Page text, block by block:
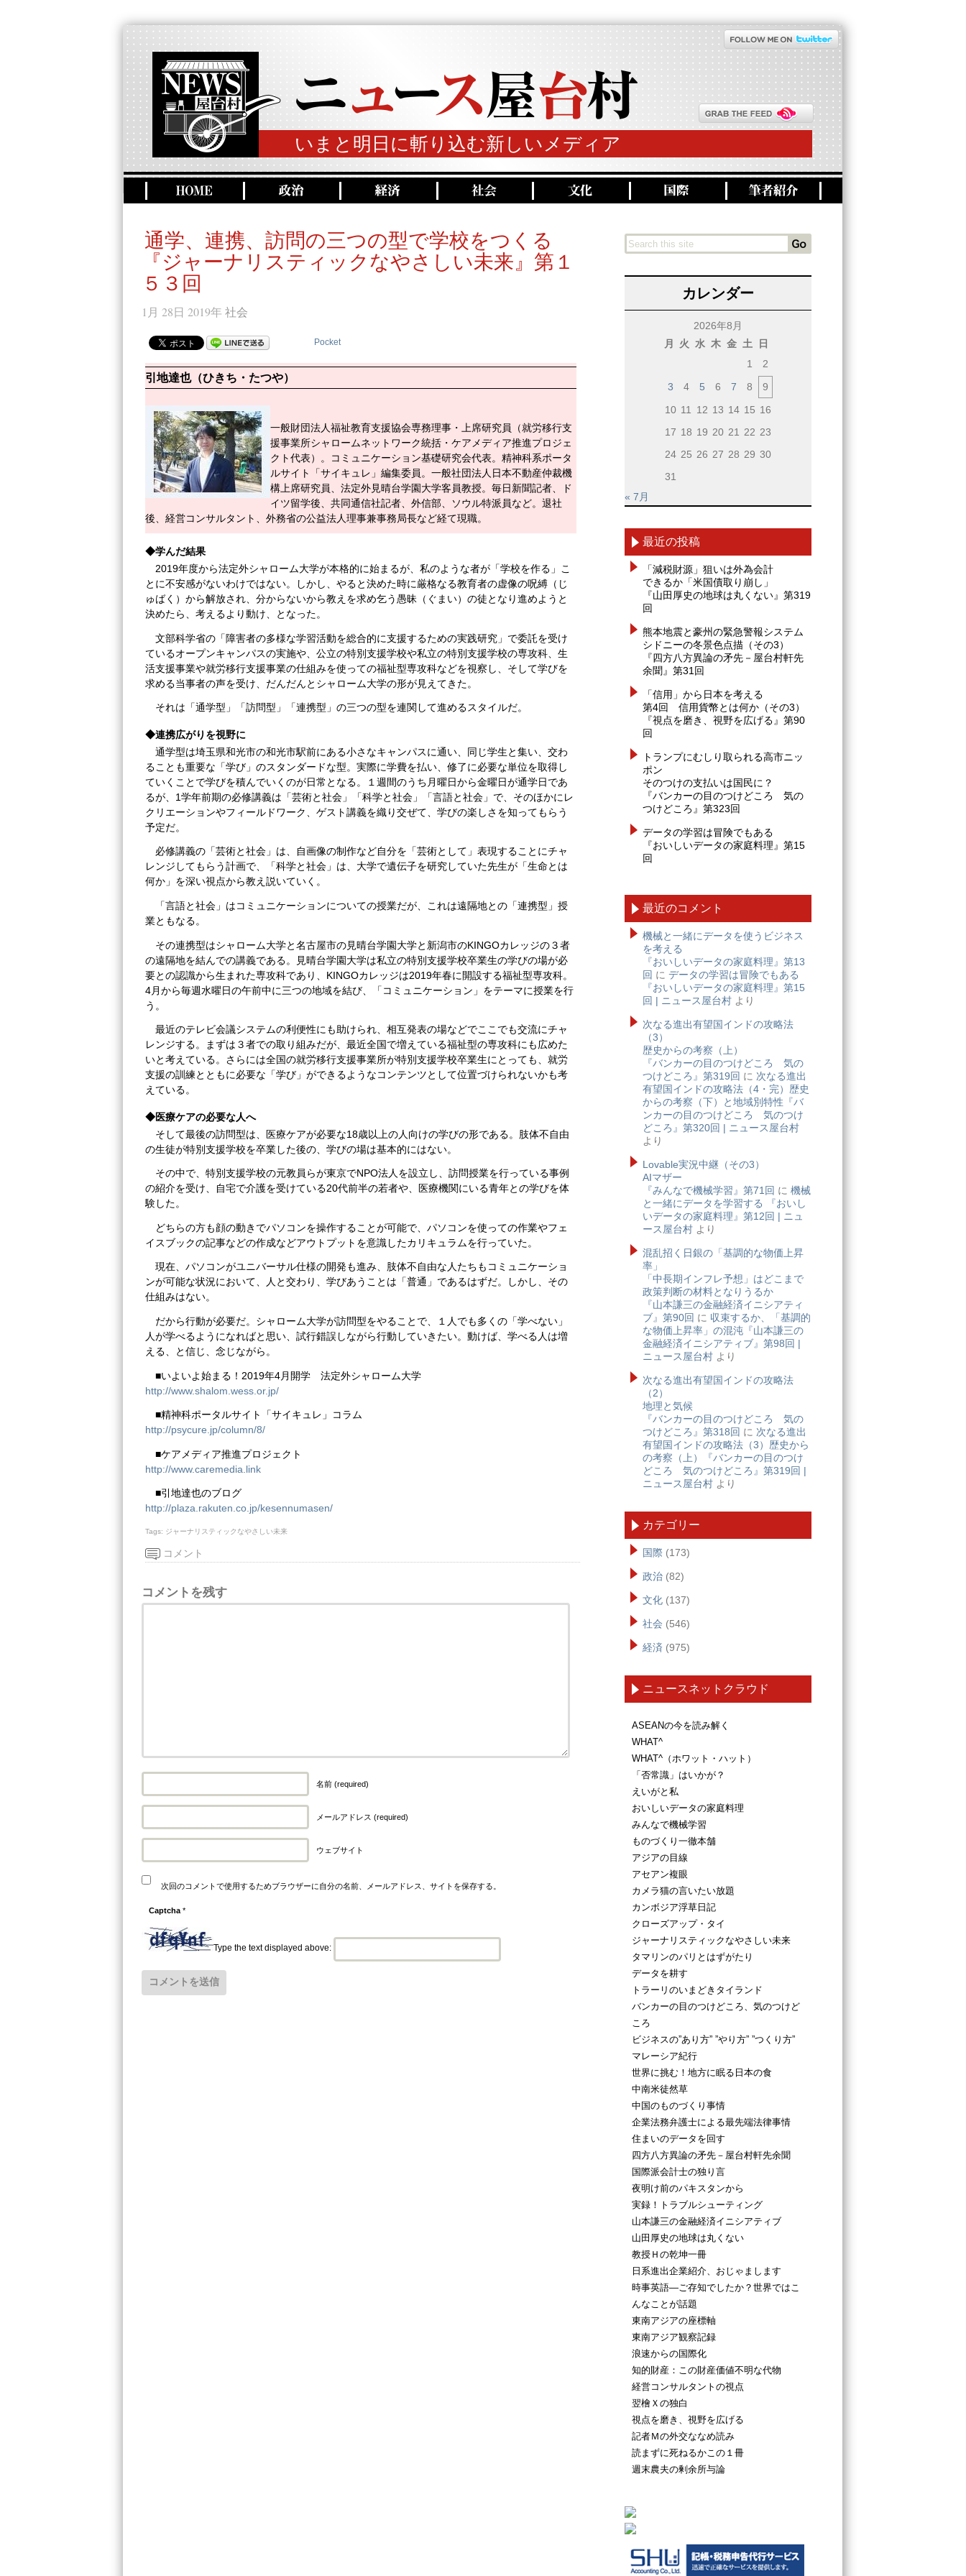
いまと明日に斬り込む新しいメディア
通学、連携、訪問の三つの型で学校をつくる
『ジャーナリスティックなやさしい未来』第１
５３回
1月 28日 2019年 社会
Pocket
引地達也（ひきち・たつや）
一般財団法人福祉教育支援協会専務理事・上席研究員（就労移行支
援事業所シャロームネットワーク統括・ケアメディア推進プロジェ
クト代表）。コミュニケーション基礎研究会代表。精神科系ポータ
ルサイト「サイキュレ」編集委員。一般社団法人日本不動産仲裁機
構上席研究員、法定外見晴台学園大学客員教授。毎日新聞記者、ド
イツ留学後、共同通信社記者、外信部、ソウル特派員など。退社
後、経営コンサルタント、外務省の公益法人理事兼事務局長など経て現職。
◆学んだ結果
2019年度から法定外シャローム大学が本格的に始まるが、私のような者が「学校を作る」こ
とに不安感がないわけではない。しかし、やると決めた時に厳格なる教育者の虚像の呪縛（じ
ゅばく）から解放され、分からないから教えを求め乞う愚昧（ぐまい）の徒となり進めようと
決めたら、考えるより動け、となった。
文部科学省の「障害者の多様な学習活動を総合的に支援するための実践研究」で委託を受け
ているオープンキャンパスの実施や、公立の特別支援学校や私立の特別支援学校の専攻科、生
活支援事業や就労移行支援事業の仕組みを使っての福祉型専攻科などを視察し、そして学びを
求める当事者の声を受け、だんだんとシャローム大学の形が見えてきた。
それは「通学型」「訪問型」「連携型」の三つの型を連関して進めるスタイルだ。
◆連携広がりを視野に
通学型は埼玉県和光市の和光市駅前にある小さなキャンパスに通い、同じ学生と集い、交わ
ることも重要な「学び」のスタンダードな型。実際に学費を払い、修了に必要な単位を取得し
ていくことで学びを積んでいくのが日常となる。１週間のうち月曜日から金曜日が通学日であ
るが、1学年前期の必修講義は「芸術と社会」「科学と社会」「言語と社会」で、そのほかにレ
クリエーションやフィールドワーク、ゲスト講義を織り交ぜて、学びの楽しさを知ってもらう
予定だ。
必修講義の「芸術と社会」は、自画像の制作など自分を「芸術として」表現することにチャ
レンジしてもらう計画で、「科学と社会」は、大学で遺伝子を研究していた先生が「生命とは
何か」を深い視点から教え説いていく。
「言語と社会」はコミュニケーションについての授業だが、これは遠隔地との「連携型」授
業ともなる。
その連携型はシャローム大学と名古屋市の見晴台学園大学と新潟市のKINGOカレッジの３者
の遠隔地を結んでの講義である。見晴台学園大学は私立の特別支援学校卒業生の学びの場が必
要との認識から生まれた専攻科であり、KINGOカレッジは2019年春に開設する福祉型専攻科。
4月から毎週水曜日の午前中に三つの地域を結び、「コミュニケーション」をテーマに授業を行
う。
最近のテレビ会議システムの利便性にも助けられ、相互発表の場などでここでも交流にチャ
レンジする。まずは３者での取り組みだが、最近全国で増えている福祉型の専攻科にも広めた
いと考えている。さらには全国の就労移行支援事業所が特別支援学校卒業生にとっても、就労
支援の訓練とともに必要な「学び」ができるようなコンテンツとして位置づけられないかも考
えている。
◆医療ケアの必要な人へ
そして最後の訪問型は、医療ケアが必要な18歳以上の人向けの学びの形である。肢体不自由
の生徒が特別支援学校を卒業した後の、学びの場は基本的にはない。
その中で、特別支援学校の元教員らが東京でNPO法人を設立し、訪問授業を行っている事例
の紹介を受け、自宅で介護を受けている20代前半の若者や、医療機関にいる青年との学びを体
験した。
どちらの方も顔の動きでパソコンを操作することが可能で、パソコンを使っての作業やフェ
イスブックの記事などの作成などアウトプットを意識したカリキュラムを行っていた。
現在、パソコンがユニバーサル仕様の開発も進み、肢体不自由な人たちもコミュニケーショ
ンが可能な状況において、人と交わり、学びあうことは「普通」であるはずだ。しかし、その
仕組みはない。
だから行動が必要だ。シャローム大学が訪問型をやることで、１人でも多くの「学べない」
人が学べるようになればと思い、試行錯誤しながら行動していきたい。動けば、学べる人は増
える、と信じ、念じながら。
■いよいよ始まる！2019年4月開学 法定外シャローム大学
http://www.shalom.wess.or.jp/
■精神科ポータルサイト「サイキュレ」コラム
http://psycure.jp/column/8/
■ケアメディア推進プロジェクト
http://www.caremedia.link
■引地達也のブログ
http://plaza.rakuten.co.jp/kesennumasen/
Tags: ジャーナリスティックなやさしい未来
コメント
コメントを残す
名前 (required)
メールアドレス (required)
ウェブサイト
次回のコメントで使用するためブラウザーに自分の名前、メールアドレス、サイトを保存する。
Captcha*
Type the text displayed above:
カレンダー
2026年8月
月
火 水 木 金 土
日
1
2
3
4 5 6 7 8
9
10 11 12 13 14 15 16
17 18 19 20 21 22 23
24 25 26 27 28 29 30
31
« 7月
最近の投稿
「減税財源」狙いは外為会計
できるか「米国債取り崩し」
『山田厚史の地球は丸くない』第319
回
熊本地震と豪州の緊急警報システム
シドニーの冬景色点描（その3）
『四方八方異論の矛先－屋台村軒先
余聞』第31回
「信用」から日本を考える
第4回 信用貨幣とは何か（その3）
『視点を磨き、視野を広げる』第90
回
トランプにむしり取られる高市ニッ
ポン
そのつけの支払いは国民に？
『バンカーの目のつけどころ 気の
つけどころ』第323回
データの学習は冒険でもある
『おいしいデータの家庭料理』第15
回
最近のコメント
機械と一緒にデータを使うビジネス
を考える
『おいしいデータの家庭料理』第13
回 に データの学習は冒険でもある
『おいしいデータの家庭料理』第15
回 | ニュース屋台村 より
次なる進出有望国インドの攻略法
（3）
歴史からの考察（上）
『バンカーの目のつけどころ 気の
つけどころ』第319回 に 次なる進出
有望国インドの攻略法（4・完）歴史
からの考察（下）と地域別特性『バ
ンカーの目のつけどころ 気のつけ
どころ』第320回 | ニュース屋台村
より
Lovable実況中継（その3）
AIマザー
『みんなで機械学習』第71回 に 機械
と一緒にデータを学習する 『おいし
いデータの家庭料理』第12回 | ニュ
ース屋台村 より
混乱招く日銀の「基調的な物価上昇
率」
「中長期インフレ予想」はどこまで
政策判断の材料となりうるか
『山本謙三の金融経済イニシアティ
ブ』第90回 に 収束するか、「基調的
な物価上昇率」の混沌『山本謙三の
金融経済イニシアティブ』第98回 |
ニュース屋台村 より
次なる進出有望国インドの攻略法
（2）
地理と気候
『バンカーの目のつけどころ 気の
つけどころ』第318回 に 次なる進出
有望国インドの攻略法（3）歴史から
の考察（上）『バンカーの目のつけ
どころ 気のつけどころ』第319回 |
ニュース屋台村 より
カテゴリー
国際 (173)
政治 (82)
文化 (137)
社会 (546)
経済 (975)
ニュースネットクラウド
ASEANの今を読み解く
WHAT^
WHAT^（ホワット・ハット）
「否常識」はいかが？
えいがと私
おいしいデータの家庭料理
みんなで機械学習
ものづくり一徹本舗
アジアの目線
アセアン複眼
カメラ猫の言いたい放題
カンボジア浮草日記
クローズアップ・タイ
ジャーナリスティックなやさしい未来
タマリンのパリとはずがたり
データを耕す
トラーリのいまどきタイランド
バンカーの目のつけどころ、気のつけど
ころ
ビジネスの”あり方” ”やり方” ”つくり方”
マレーシア紀行
世界に挑む！地方に眠る日本の食
中南米徒然草
中国のものづくり事情
企業法務弁護士による最先端法律事情
住まいのデータを回す
四方八方異論の矛先－屋台村軒先余聞
国際派会計士の独り言
夜明け前のパキスタンから
実録！トラブルシューティング
山本謙三の金融経済イニシアティブ
山田厚史の地球は丸くない
教授Ｈの乾坤一冊
日系進出企業紹介、おじゃまします
時事英語―ご存知でしたか？世界ではこ
んなことが話題
東南アジアの座標軸
東南アジア観察記録
浪速からの国際化
知的財産：この財産価値不明な代物
経営コンサルタントの視点
翌檜Ｘの独白
視点を磨き、視野を広げる
記者Ｍの外交ななめ読み
読まずに死ねるかこの１冊
週末農夫の剰余所与論